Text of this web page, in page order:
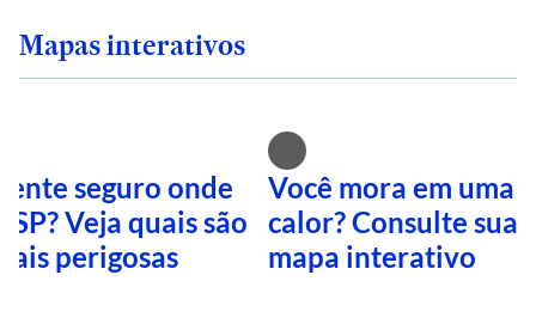
Mapas interativos
seguro onde
SP? Veja quais são
perigosas
Você mora em uma
calor? Consulte sua
mapa interativo